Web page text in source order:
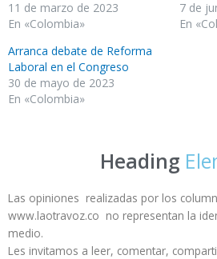
11 de marzo de 2023
En «Colombia»
7 de
En
Arranca debate de Reforma
Laboral en el Congreso
30 de mayo de 2023
En «Colombia»
Heading
Las opiniones realizadas por los
www.laotravoz.co no representan la
medio.
Les invitamos a leer, comentar,